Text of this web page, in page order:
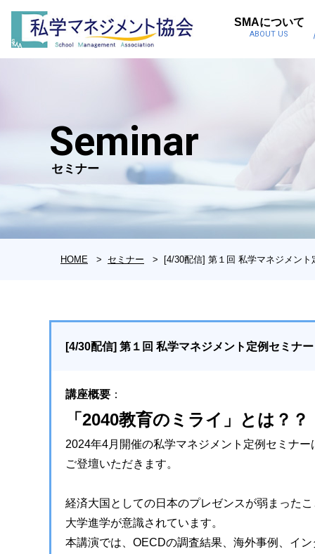
SMAについて
ABOUT US
Seminar
セミナー
HOME セミナー [4/30配信] 第１回 私学マネジメント
[4/30配信] 第１回 私学マネジメント定例セミナー
講座概要 ：
「2040教育のミライ」とは？？
2024年4月開催の私学マネジメント定例セミナ
ご登壇いただきます。
経済大国としての日本のプレゼンスが弱まった
大学進学が意識されています。
本講演では、OECDの調査結果、海外事例、イ